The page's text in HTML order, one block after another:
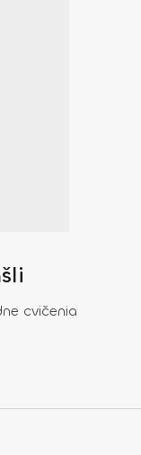
cvičenia